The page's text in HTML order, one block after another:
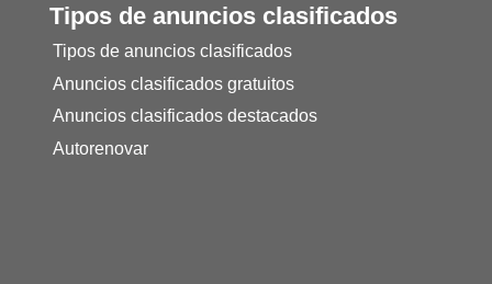
Tipos de anuncios clasificados
Tipos de anuncios clasificados
Anuncios clasificados gratuitos
Anuncios clasificados destacados
Autorenovar